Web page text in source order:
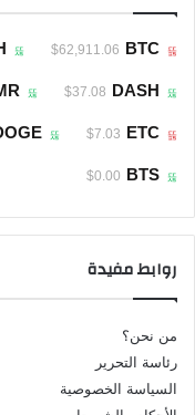
BTC
$62,911.06
DASH
$37.08
ETC
$7.03
BTS
$0.00
روابط مفيدة
من نحن؟
رئاسة التحرير
السياسة الخصوصية